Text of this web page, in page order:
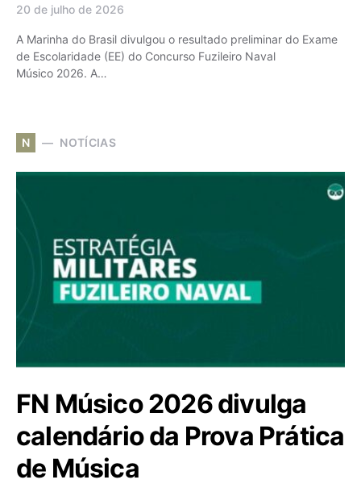
20 de julho de 2026
A Marinha do Brasil divulgou o resultado preliminar do Exame
de Escolaridade (EE) do Concurso Fuzileiro Naval
Músico 2026. A…
N NOTÍCIAS
FN Músico 2026 divulga
calendário da Prova Prática
de Música